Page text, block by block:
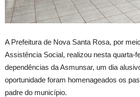
A Prefeitura de Nova Santa Rosa, por
Assistência Social, realizou nesta quarta-
dependências da Asmunsar, um dia
oportunidade foram homenageados os
padre do município.